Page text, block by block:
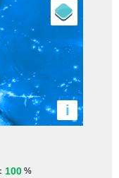
i
100 %